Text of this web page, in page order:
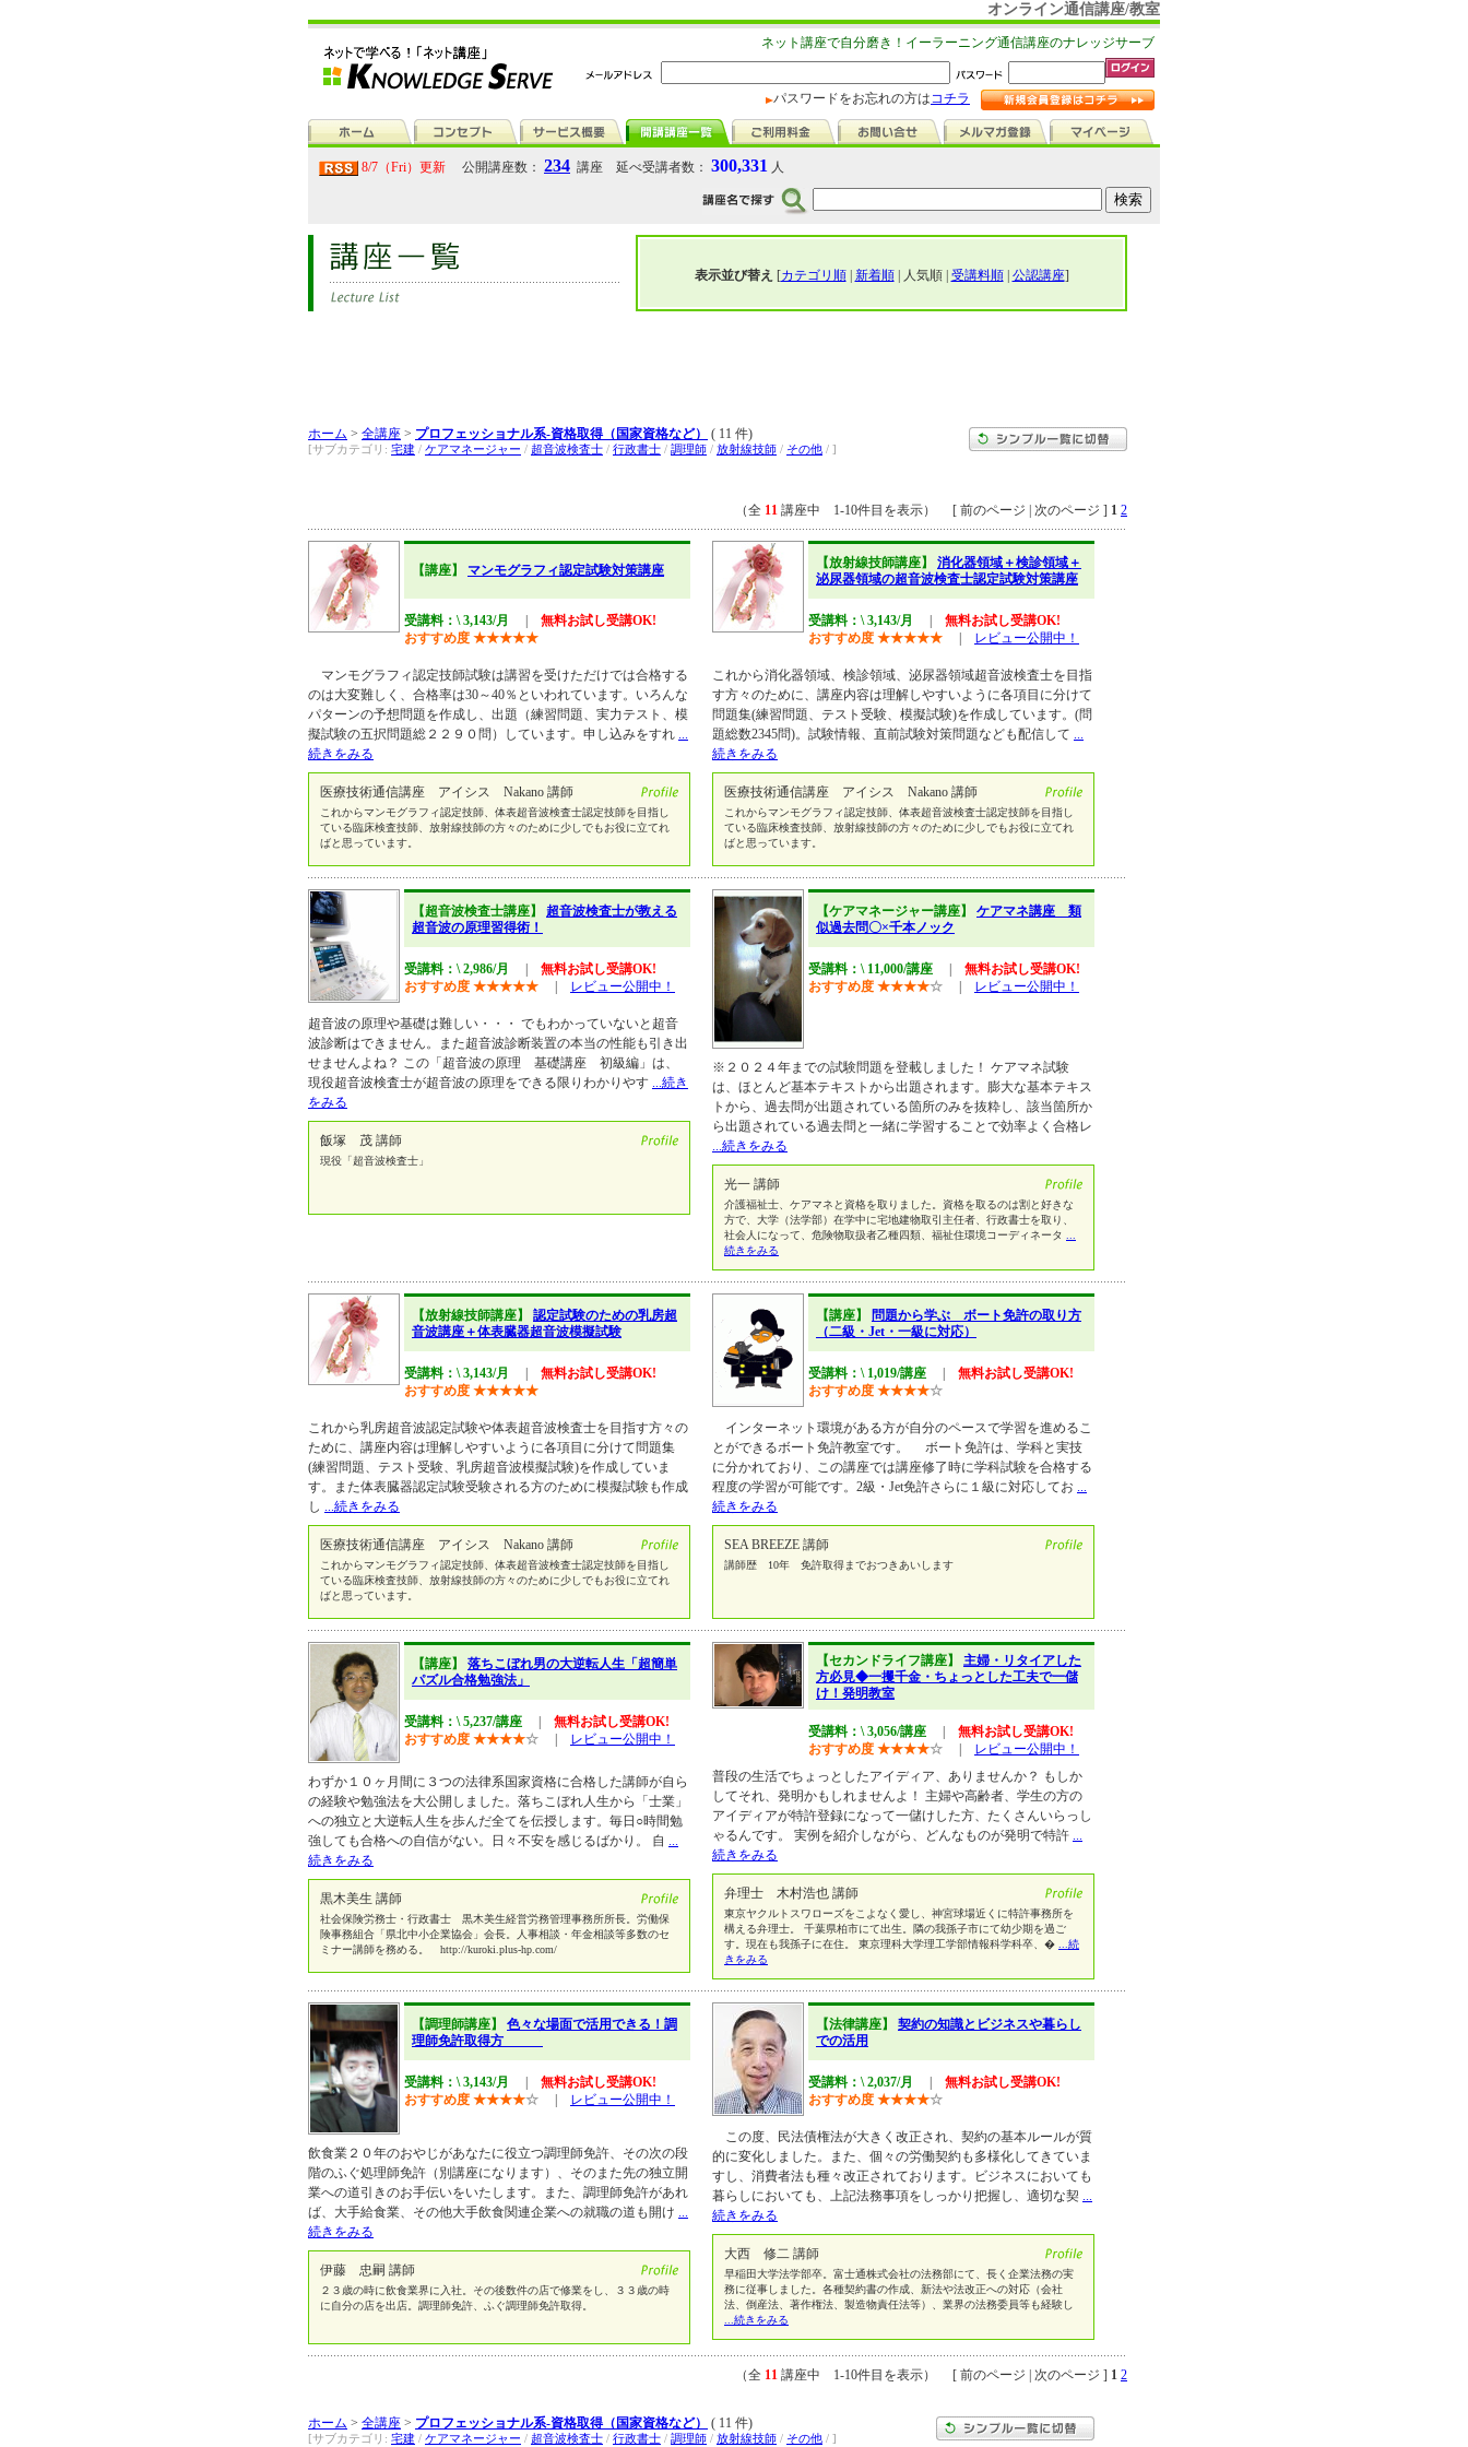
オンライン通信講座/教室
ネット講座で自分磨き！イーラーニング通信講座のナレッジサーブ
パスワードをお忘れの方はコチラ
8/7（Fri）更新 公開講座数： 234 講座 延べ受講者数： 300,331 人
表示並び替え [カテゴリ順| 新着順| 人気順 | 受講料順| 公認講座]
ホーム > 全講座 > プロフェッショナル系-資格取得（国家資格など） ( 11 件)
[サブカテゴリ: 宅建 / ケアマネージャー / 超音波検査士 / 行政書士 / 調理師 / 放射線技師 / その他 / ]
（全 11 講座中 1-10件目を表示） [ 前のページ | 次のページ ] 1 2
【講座】 マンモグラフィ認定試験対策講座
受講料：\ 3,143/月
無料お試し受講OK!
おすすめ度 ★★★★★
マンモグラフィ認定技師試験は講習を受けただけでは合格する
のは大変難しく、合格率は30～40％といわれています。いろんな
パターンの予想問題を作成し、出題（練習問題、実力テスト、模
擬試験の五択問題総２２９０問）しています。申し込みをすれ ...
続きをみる
医療技術通信講座 アイシス Nakano 講師
これからマンモグラフィ認定技師、体表超音波検査士認定技師を目指し
ている臨床検査技師、放射線技師の方々のために少しでもお役に立てれ
ばと思っています。
【放射線技師講座】 消化器領域＋検診領域＋
泌尿器領域の超音波検査士認定試験対策講座
受講料：\ 3,143/月
無料お試し受講OK!
おすすめ度 ★★★★★ レビュー公開中！
これから消化器領域、検診領域、泌尿器領域超音波検査士を目指
す方々のために、講座内容は理解しやすいように各項目に分けて
問題集(練習問題、テスト受験、模擬試験)を作成しています。(問
題総数2345問)。試験情報、直前試験対策問題なども配信して ...
続きをみる
医療技術通信講座 アイシス Nakano 講師
これからマンモグラフィ認定技師、体表超音波検査士認定技師を目指し
ている臨床検査技師、放射線技師の方々のために少しでもお役に立てれ
ばと思っています。
【超音波検査士講座】 超音波検査士が教える
超音波の原理習得術！
受講料：\ 2,986/月
無料お試し受講OK!
おすすめ度 ★★★★★ レビュー公開中！
超音波の原理や基礎は難しい・・・ でもわかっていないと超音
波診断はできません。また超音波診断装置の本当の性能も引き出
せませんよね？ この「超音波の原理 基礎講座 初級編」は、
現役超音波検査士が超音波の原理をできる限りわかりやす ...続き
をみる
飯塚 茂 講師
現役「超音波検査士」
【ケアマネージャー講座】 ケアマネ講座 類
似過去問〇×千本ノック
受講料：\ 11,000/講座
無料お試し受講OK!
おすすめ度 ★★★★☆ レビュー公開中！
※２０２４年までの試験問題を登載しました！ ケアマネ試験
は、ほとんど基本テキストから出題されます。膨大な基本テキス
トから、過去問が出題されている箇所のみを抜粋し、該当箇所か
ら出題されている過去問と一緒に学習することで効率よく合格レ
...続きをみる
光一 講師
介護福祉士、ケアマネと資格を取りました。資格を取るのは割と好きな
方で、大学（法学部）在学中に宅地建物取引主任者、行政書士を取り、
社会人になって、危険物取扱者乙種四類、福祉住環境コーディネータ
続きをみる
【放射線技師講座】 認定試験のための乳房超
音波講座＋体表臓器超音波模擬試験
受講料：\ 3,143/月
無料お試し受講OK!
おすすめ度 ★★★★★
これから乳房超音波認定試験や体表超音波検査士を目指す方々の
ために、講座内容は理解しやすいように各項目に分けて問題集
(練習問題、テスト受験、乳房超音波模擬試験)を作成していま
す。また体表臓器認定試験受験される方のために模擬試験も作成
し ...続きをみる
医療技術通信講座 アイシス Nakano 講師
これからマンモグラフィ認定技師、体表超音波検査士認定技師を目指し
ている臨床検査技師、放射線技師の方々のために少しでもお役に立てれ
ばと思っています。
【講座】
問題から学ぶ ボート免許の取り方
（二級・Jet・一級に対応）
受講料：\ 1,019/講座
無料お試し受講OK!
おすすめ度 ★★★★☆
インターネット環境がある方が自分のペースで学習を進めるこ
とができるボート免許教室です。 ボート免許は、学科と実技
に分かれており、この講座では講座修了時に学科試験を合格する
程度の学習が可能です。2級・Jet免許さらに１級に対応してお ...
続きをみる
SEA BREEZE 講師
講師歴 10年 免許取得までおつきあいします
【講座】 落ちこぼれ男の大逆転人生「超簡単
パズル合格勉強法」
受講料：\ 5,237/講座
無料お試し受講OK!
おすすめ度 ★★★★☆ レビュー公開中！
わずか１０ヶ月間に３つの法律系国家資格に合格した講師が自ら
の経験や勉強法を大公開しました。落ちこぼれ人生から「士業」
への独立と大逆転人生を歩んだ全てを伝授します。毎日○時間勉
強しても合格への自信がない。日々不安を感じるばかり。 自 ...
続きをみる
黒木美生 講師
社会保険労務士・行政書士 黒木美生経営労務管理事務所所長。労働保
険事務組合「県北中小企業協会」会長。人事相談・年金相談等多数のセ
ミナー講師を務める。 http://kuroki.plus-hp.com/
【セカンドライフ講座】 主婦・リタイアした
方必見◆一攫千金・ちょっとした工夫で一儲
け！発明教室
受講料：\ 3,056/講座
無料お試し受講OK!
おすすめ度 ★★★★☆
レビュー公開中！
普段の生活でちょっとしたアイディア、ありませんか？ もしか
してそれ、発明かもしれませんよ！ 主婦や高齢者、学生の方の
アイディアが特許登録になって一儲けした方、たくさんいらっし
ゃるんです。 実例を紹介しながら、どんなものが発明で特許 ...
続きをみる
弁理士 木村浩也 講師
東京ヤクルトスワローズをこよなく愛し、神宮球場近くに特許事務所を
構える弁理士。 千葉県柏市にて出生。隣の我孫子市にて幼少期を過ご
す。現在も我孫子に在住。 東京理科大学理工学部情報科学科卒、�
...続
きをみる
【調理師講座】 色々な場面で活用できる！調
理師免許取得方
受講料：\ 3,143/月
無料お試し受講OK!
おすすめ度 ★★★★☆ レビュー公開中！
飲食業２０年のおやじがあなたに役立つ調理師免許、その次の段
階のふぐ処理師免許（別講座になります）、そのまた先の独立開
業への道引きのお手伝いをいたします。また、調理師免許があれ
ば、大手給食業、その他大手飲食関連企業への就職の道も開け ...
続きをみる
伊藤 忠嗣 講師
２３歳の時に飲食業界に入社。その後数件の店で修業をし、３３歳の時
に自分の店を出店。調理師免許、ふぐ調理師免許取得。
【法律講座】 契約の知識とビジネスや暮らし
での活用
受講料：\ 2,037/月
無料お試し受講OK!
おすすめ度 ★★★★☆
この度、民法債権法が大きく改正され、契約の基本ルールが質
的に変化しました。また、個々の労働契約も多様化してきていま
すし、消費者法も種々改正されております。ビジネスにおいても
暮らしにおいても、上記法務事項をしっかり把握し、適切な契 ...
続きをみる
大西 修二 講師
早稲田大学法学部卒。富士通株式会社の法務部にて、長く企業法務の実
務に従事しました。各種契約書の作成、新法や法改正への対応（会社
法、倒産法、著作権法、製造物責任法等）、業界の法務委員等も経験し
...続きをみる
（全 11 講座中 1-10件目を表示） [ 前のページ | 次のページ ] 1 2
ホーム > 全講座 > プロフェッショナル系-資格取得（国家資格など） ( 11 件)
[サブカテゴリ: 宅建 / ケアマネージャー / 超音波検査士 / 行政書士 / 調理師 / 放射線技師 / その他 / ]